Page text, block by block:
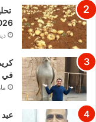
في
عيد